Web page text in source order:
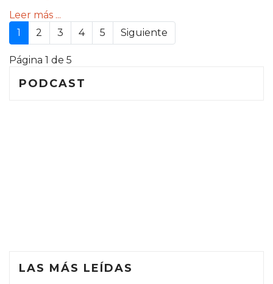
Leer más ...
1
2 3 4 5 Siguiente
Página 1 de 5
PODCAST
LAS MÁS LEÍDAS